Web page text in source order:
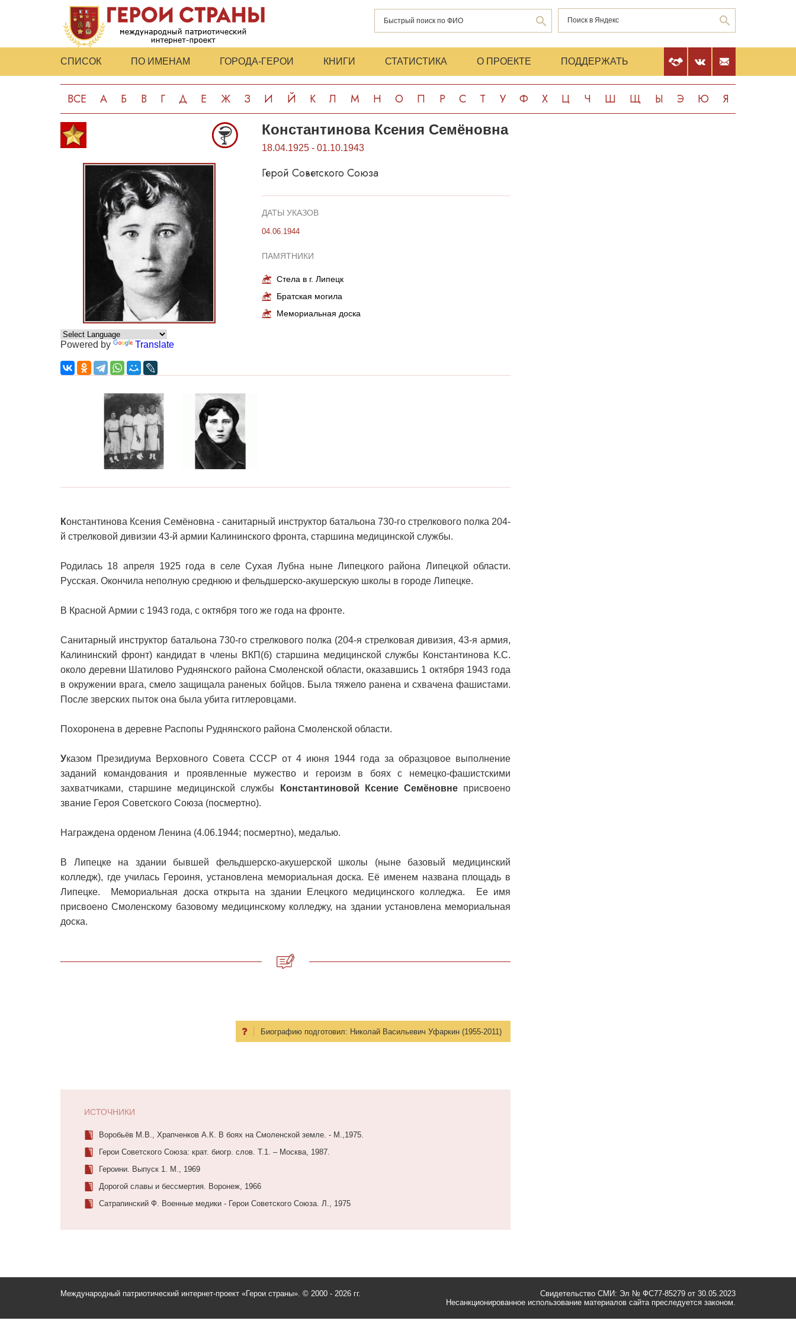
СПИСОК ПО ИМЕНАМ ГОРОДА-ГЕРОИ КНИГИ СТАТИСТИКА О ПРОЕКТЕ ПОДДЕРЖАТЬ
ВСЕ А Б В Г Д Е Ж З И Й К Л М Н О П Р С Т У Ф Х Ц Ч Ш Щ Ы Э Ю Я
Powered by Translate
Константинова Ксения Семёновна
18.04.1925 - 01.10.1943
Герой Советского Союза
ДАТЫ УКАЗОВ
04.06.1944
ПАМЯТНИКИ
Стела в г. Липецк
Братская могила
Мемориальная доска
Константинова Ксения Семёновна - санитарный инструктор батальона 730-го стрелкового полка 204-
й стрелковой дивизии 43-й армии Калининского фронта, старшина медицинской службы.
Родилась 18 апреля 1925 года в селе Сухая Лубна ныне Липецкого района Липецкой области.
Русская. Окончила неполную среднюю и фельдшерско-акушерскую школы в городе Липецке.
В Красной Армии с 1943 года, с октября того же года на фронте.
Санитарный инструктор батальона 730-го стрелкового полка (204-я стрелковая дивизия, 43-я армия,
Калининский фронт) кандидат в члены ВКП(б) старшина медицинской службы Константинова К.С.
около деревни Шатилово Руднянского района Смоленской области, оказавшись 1 октября 1943 года
в окружении врага, смело защищала раненых бойцов. Была тяжело ранена и схвачена фашистами.
После зверских пыток она была убита гитлеровцами.
Похоронена в деревне Распопы Руднянского района Смоленской области.
Указом Президиума Верховного Совета СССР от 4 июня 1944 года за образцовое выполнение
заданий командования и проявленные мужество и героизм в боях с немецко-фашистскими
захватчиками, старшине медицинской службы
Константиновой Ксение Семёновнеприсвоено
звание Героя Советского Союза (посмертно).
Награждена орденом Ленина (4.06.1944; посмертно), медалью.
В Липецке на здании бывшей фельдшерско-акушерской школы (ныне базовый медицинский
колледж), где училась Героиня, установлена мемориальная доска. Её именем названа площадь в
Липецке. Мемориальная доска открыта на здании Елецкого медицинского колледжа. Ее имя
присвоено Смоленскому базовому медицинскому колледжу, на здании установлена мемориальная
доска.
Биографию подготовил: Николай Васильевич Уфаркин (1955-2011)
ИСТОЧНИКИ
Воробьёв М.В., Храпченков А.К. В боях на Смоленской земле. - М.,1975.
Герои Советского Союза: крат. биогр. слов. Т.1. – Москва, 1987.
Героини. Выпуск 1. М., 1969
Дорогой славы и бессмертия. Воронеж, 1966
Сатрапинский Ф. Военные медики - Герои Советского Союза. Л., 1975
Международный патриотический интернет-проект «Герои страны». © 2000 - 2026 гг.
Свидетельство СМИ: Эл № ФС77-85279 от 30.05.2023
Несанкционированное использование материалов сайта преследуется законом.